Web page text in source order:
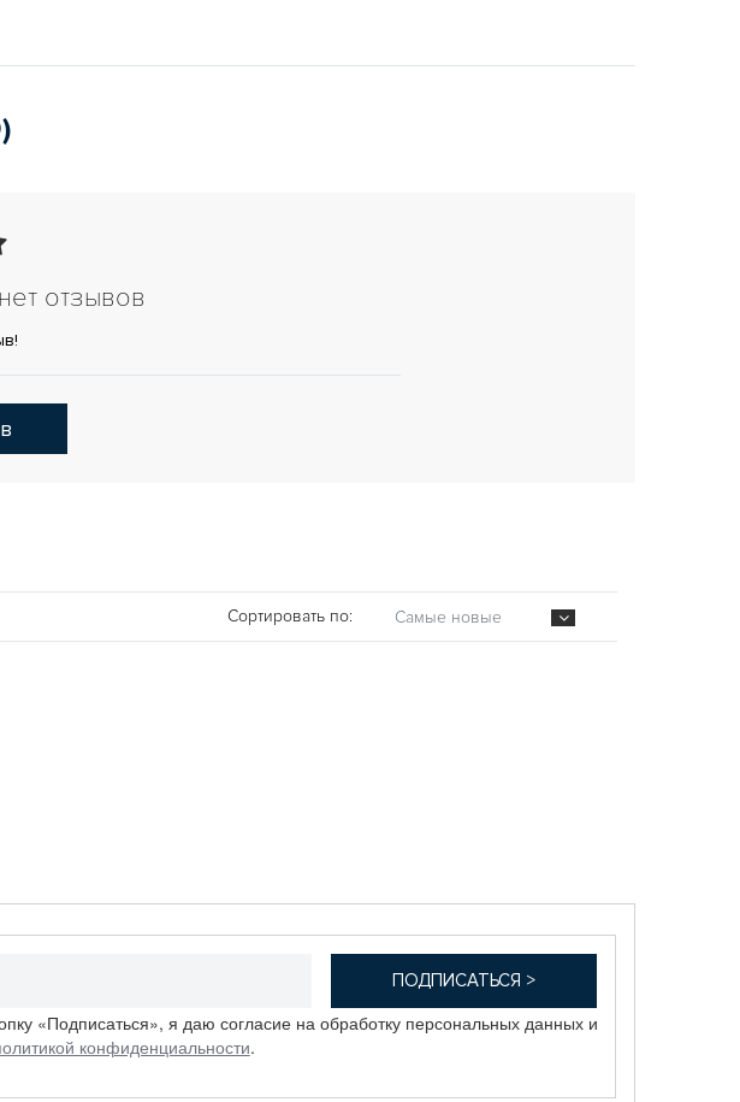
отзывов
Сортировать по: Самые новые
«Подписаться», я даю согласие на обработку персональных данных и
конфиденциальности.